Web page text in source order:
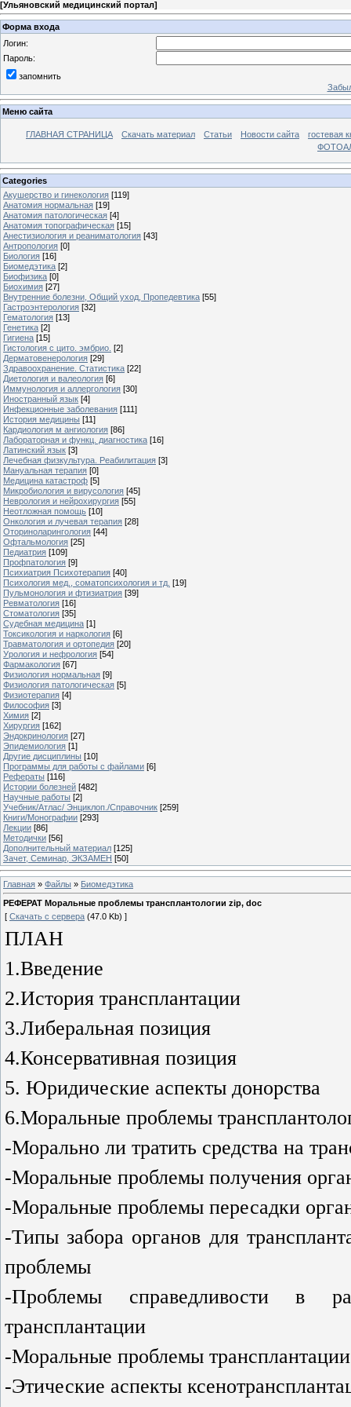
[Ульяновский медицинский портал]
Форма входа
Логин:
Пароль:
запомнить
Меню сайта
ГЛАВНАЯ СТРАНИЦА Скачать материал Статьи Новости сайта
гостевая
Categories
Акушерство и гинекология [119]
Анатомия нормальная [19]
Анатомия патологическая [4]
Анатомия топографическая [15]
Анестизиология и реаниматология [43]
Антропология [0]
Биология [16]
Биомедэтика [2]
Биофизика [0]
Биохимия [27]
Внутренние болезни, Общий уход, Пропедевтика [55]
Гастроэнтерология [32]
Гематология [13]
Генетика [2]
Гигиена [15]
Гистология с цито. эмбрио. [2]
Дерматовенерология [29]
Здравоохранение. Статистика [22]
Диетология и валеология [6]
Иммунология и аллергология [30]
Иностранный язык [4]
Инфекционные заболевания [111]
История медицины [11]
Кардиология м ангиология [86]
Лабораторная и функц. диагностика [16]
Латинский язык [3]
Лечебная физкультура. Реабилитация [3]
Мануальная терапия [0]
Медицина катастроф [5]
Микробиология и вирусология [45]
Неврология и нейрохирургия [55]
Неотложная помощь [10]
Онкология и лучевая терапия [28]
Оториноларингология [44]
Офтальмология [25]
Педиатрия [109]
Профпатология [9]
Психиатрия Психотерапия [40]
Психология мед., соматопсихология и тд. [19]
Пульмонология и фтизиатрия [39]
Ревматология [16]
Стоматология [35]
Судебная медицина [1]
Токсикология и наркология [6]
Травматология и ортопедия [20]
Урология и нефрология [54]
Фармакология [67]
Физиология нормальная [9]
Физиология патологическая [5]
Физиотерапия [4]
Философия [3]
Химия [2]
Хирургия [162]
Эндокринология [27]
Эпидемиология [1]
Другие дисциплины [10]
Программы для работы с файлами [6]
Рефераты [116]
Истории болезней [482]
Научные работы [2]
Учебник/Атлас/ Энциклоп./Справочник [259]
Книги/Монографии [293]
Лекции [86]
Методички [56]
Дополнительный материал [125]
Зачет, Семинар, ЭКЗАМЕН [50]
Главная » Файлы » Биомедэтика
РЕФЕРАТ Моральные проблемы трансплантологии zip, doc
[ Скачать с сервера (47.0 Kb) ]
ПЛАН
1.Введение
2.История трансплантации
3.Либеральная позиция
4.Консервативная позиция
5. Юридические аспекты донорства
6.Моральные проблемы
-Морально ли тратить средства на
-Моральные проблемы получения
-Моральные проблемы пересадки
-Типы забора органов для
проблемы
-Проблемы справедливости в
трансплантации
-Моральные проблемы
-Этические аспекты